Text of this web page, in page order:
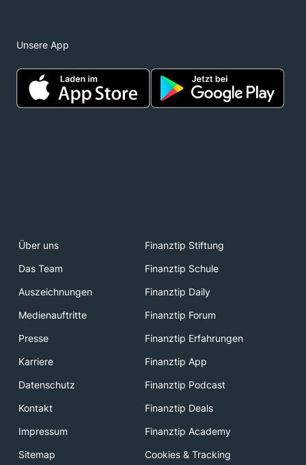
Unsere App
Über uns
Finanztip Stiftung
Das Team
Finanztip Schule
Auszeichnungen
Finanztip Daily
Medienauftritte
Finanztip Forum
Presse
Finanztip Erfahrungen
Karriere
Finanztip App
Datenschutz
Finanztip Podcast
Kontakt
Finanztip Deals
Impressum
Finanztip Academy
Sitemap
Cookies & Tracking